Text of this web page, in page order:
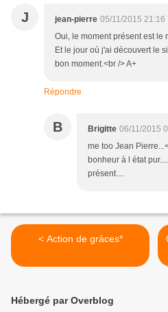
J jean-pierre 05/11/2015 21:16
Oui, le moment présent est le
Et le jour où j'ai découvert le
bon moment.<br /> A+
Répondre
B Brigitte 06/11/2015
me too Jean
bonheur à l état
présent....
< Action de grâces*
Hébergé par Overblog